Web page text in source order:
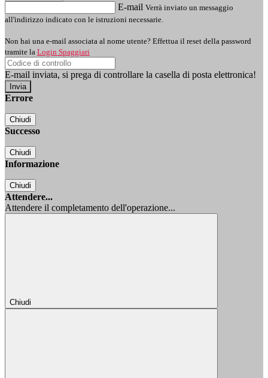
E-mail Verrà inviato un messaggio
all'indirizzo indicato con le istruzioni necessarie.
Non hai una e-mail associata al nome utente? Effettua il reset della password
tramite la Login Spaggiari
E-mail inviata, si prega di controllare la casella di posta elettronica!
Errore
Chiudi
Successo
Chiudi
Informazione
Chiudi
Attendere...
Attendere il completamento dell'operazione...
Chiudi